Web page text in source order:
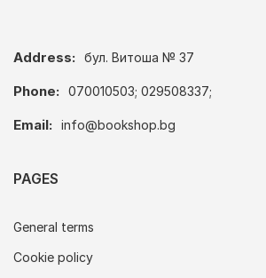
Address: бул. Витоша № 37
Phone: 070010503; 029508337;
Email: info@bookshop.bg
PAGES
General terms
Cookie policy